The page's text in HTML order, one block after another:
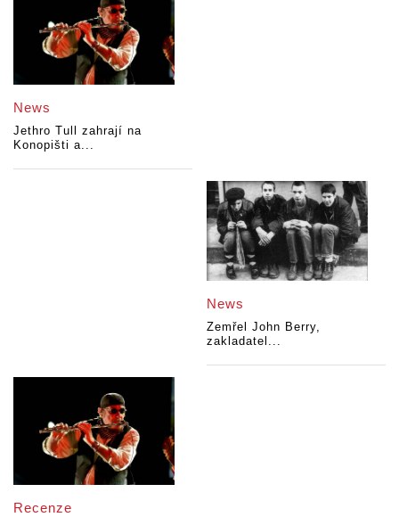
News
Jethro Tull zahrají na
Konopišti a...
News
Zemřel John Berry,
zakladatel...
Recenze